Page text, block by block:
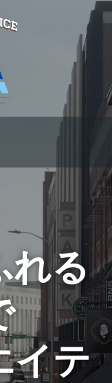
れる
イテ